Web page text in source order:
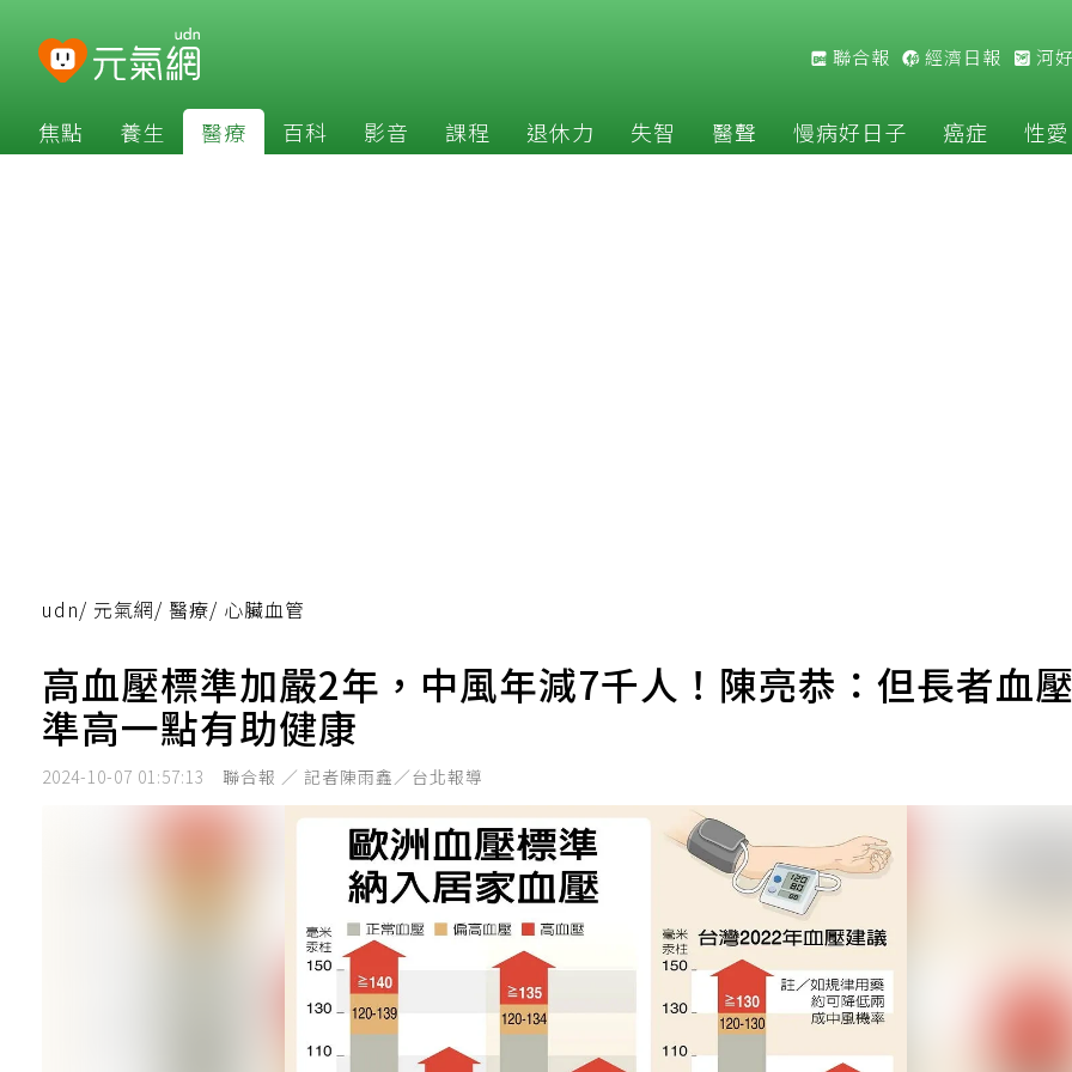
聯合報 經濟日報 河
焦點 養生 醫療 百科 影音 課程 退休力 失智 醫聲 慢病好日子 癌症 性愛
udn/ 元氣網/ 醫療/ 心臟血管
高血壓標準加嚴2年，中風年減7千人！陳亮恭：但長者血
準高一點有助健康
2024-10-07 01:57:13 聯合報 ／ 記者陳雨鑫／台北報導